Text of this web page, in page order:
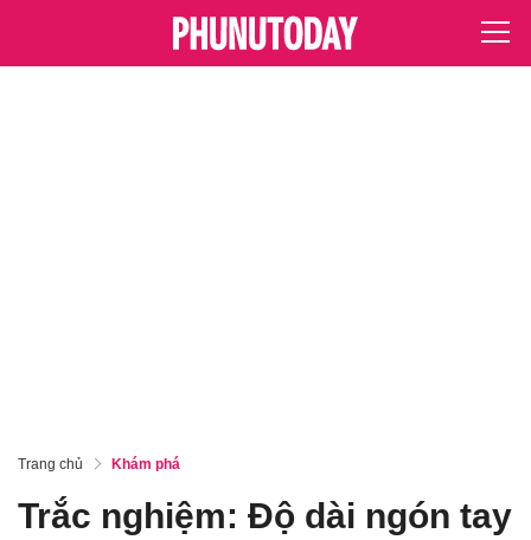
Trang chủ Khám phá
Trắc nghiệm: Độ dài ngón tay